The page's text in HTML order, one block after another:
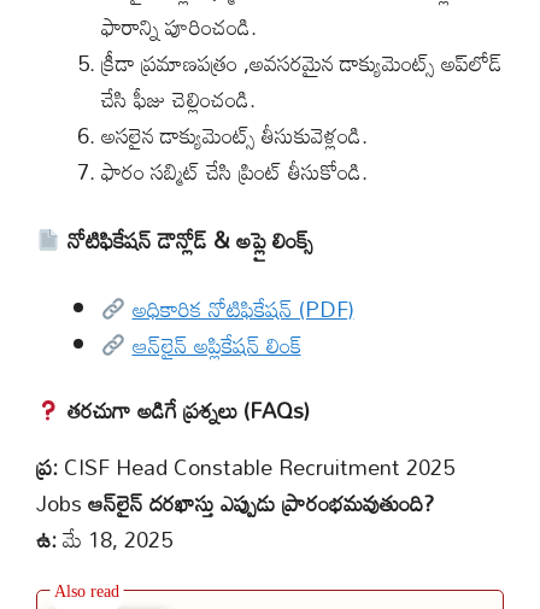
ఫారాన్ని పూరించండి.
క్రీడా ప్రమాణపత్రం ,అవసరమైన డాక్యుమెంట్స్ అప్‌లోడ్
చేసి ఫీజు చెల్లించండి.
అసలైన డాక్యుమెంట్స్ తీసుకువెళ్లండి.
ఫారం సబ్మిట్ చేసి ప్రింట్ తీసుకోండి.
నోటిఫికేషన్ డౌన్లోడ్ & అప్లై లింక్స్
అధికారిక నోటిఫికేషన్ (PDF)
ఆన్‌లైన్ అప్లికేషన్ లింక్
తరచుగా అడిగే ప్రశ్నలు (FAQs)
ప్ర:CISF Head Constable Recruitment 2025
Jobsఆన్‌లైన్ దరఖాస్తు ఎప్పుడు ప్రారంభమవుతుంది?
ఉ:మే 18, 2025